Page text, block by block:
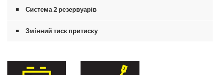
Система 2 резервуарів
Змінний тиск притиску